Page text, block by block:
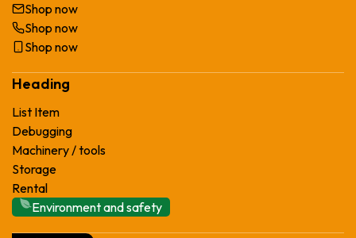
Shop now
Shop now
Shop now
Heading
List Item
Debugging
Machinery / tools
Storage
Rental
Environment and safety